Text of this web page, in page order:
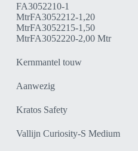
FA3052210-1
MtrFA3052212-1,20
MtrFA3052215-1,50
MtrFA3052220-2,00 Mtr
Kernmantel touw
Aanwezig
Kratos Safety
Vallijn Curiosity-S Medium